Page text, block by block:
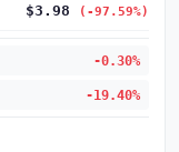
$3.98 (-97.59%)
-0.30%
-19.40%